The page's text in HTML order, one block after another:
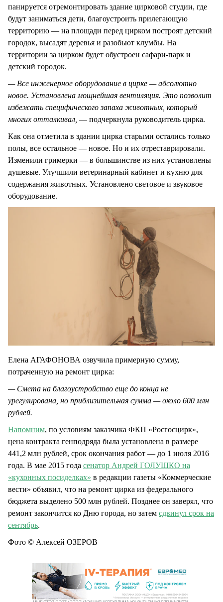
панируется отремонтировать здание цирковой студии, где
будут заниматься дети, благоустроить прилегающую
территорию — на площади перед цирком построят детский
городок, высадят деревья и разобьют клумбы. На
территории за цирком будет обустроен сафари-парк и
детский городок.
— Все инженерное оборудование в цирке — абсолютно
новое. Установлена мощнейшая вентиляция. Это позволит
избежать специфического запаха животных, который
многих отталкивал, — подчеркнула руководитель цирка.
Как она отметила в здании цирка старыми остались только
полы, все остальное — новое. Но и их отреставрировали.
Изменили гримерки — в большинстве из них установлены
душевые. Улучшили ветеринарный кабинет и кухню для
содержания животных. Установлено световое и звуковое
оборудование.
Елена АГАФОНОВА озвучила примерную сумму,
потраченную на ремонт цирка:
— Смета на благоустройство еще до конца не
урегулирована, но приблизительная сумма — около 600 млн
рублей.
Напомним, по условиям заказчика ФКП «Росгосцирк»,
цена контракта генподряда была установлена в размере
441,2 млн рублей, срок окончания работ — до 1 июля 2016
года. В мае 2015 года сенатор Андрей ГОЛУШКО на
«кухонных посиделках» в редакции газеты «Коммерческие
вести» объявил, что на ремонт цирка из федерального
бюджета выделено 500 млн рублей. Позднее он заверял, что
ремонт закончится ко Дню города, но затем сдвинул срок на
сентябрь.
Фото © Алексей ОЗЕРОВ